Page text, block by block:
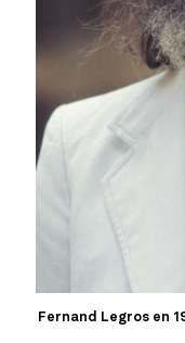
Fernand Legros en